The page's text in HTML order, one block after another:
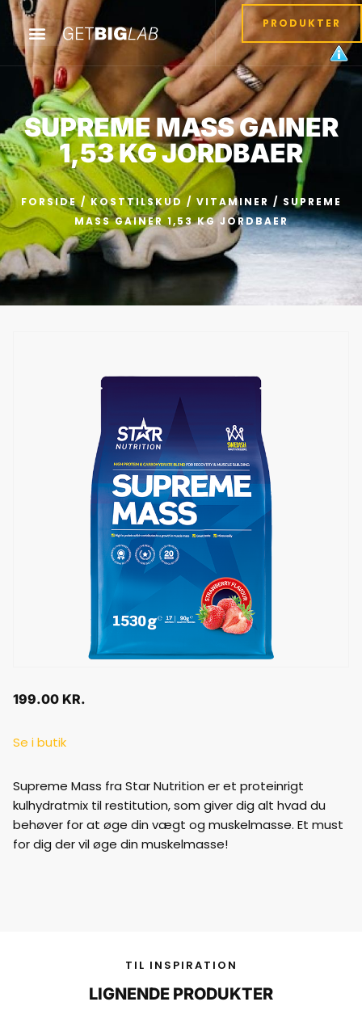
PRODUKTER
SUPREME MASS GAINER
1,53 KG JORDBAER
FORSIDE/KOSTTILSKUD / VITAMINER / SUPREME
MASS GAINER 1,53 KG JORDBAER
199.00 KR.
Se i butik
Supreme Mass fra Star Nutrition er et proteinrigt
kulhydratmix til restitution, som giver dig alt hvad du
behøver for at øge din vægt og muskelmasse. Et must
for dig der vil øge din muskelmasse!
TIL INSPIRATION
LIGNENDE PRODUKTER